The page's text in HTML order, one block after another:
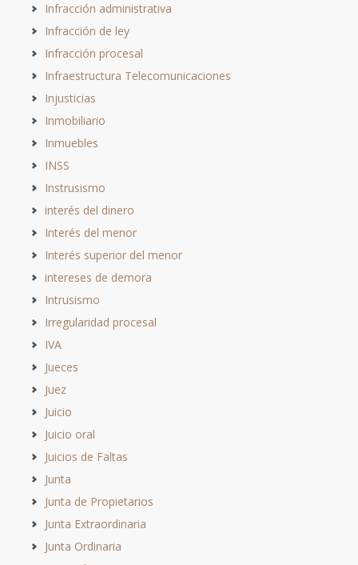
Infracción administrativa
Infracción de ley
Infracción procesal
Infraestructura Telecomunicaciones
Injusticias
Inmobiliario
Inmuebles
INSS
Instrusismo
interés del dinero
Interés del menor
Interés superior del menor
intereses de demora
Intrusismo
Irregularidad procesal
IVA
Jueces
Juez
Juicio
Juicio oral
Juicios de Faltas
Junta
Junta de Propietarios
Junta Extraordinaria
Junta Ordinaria